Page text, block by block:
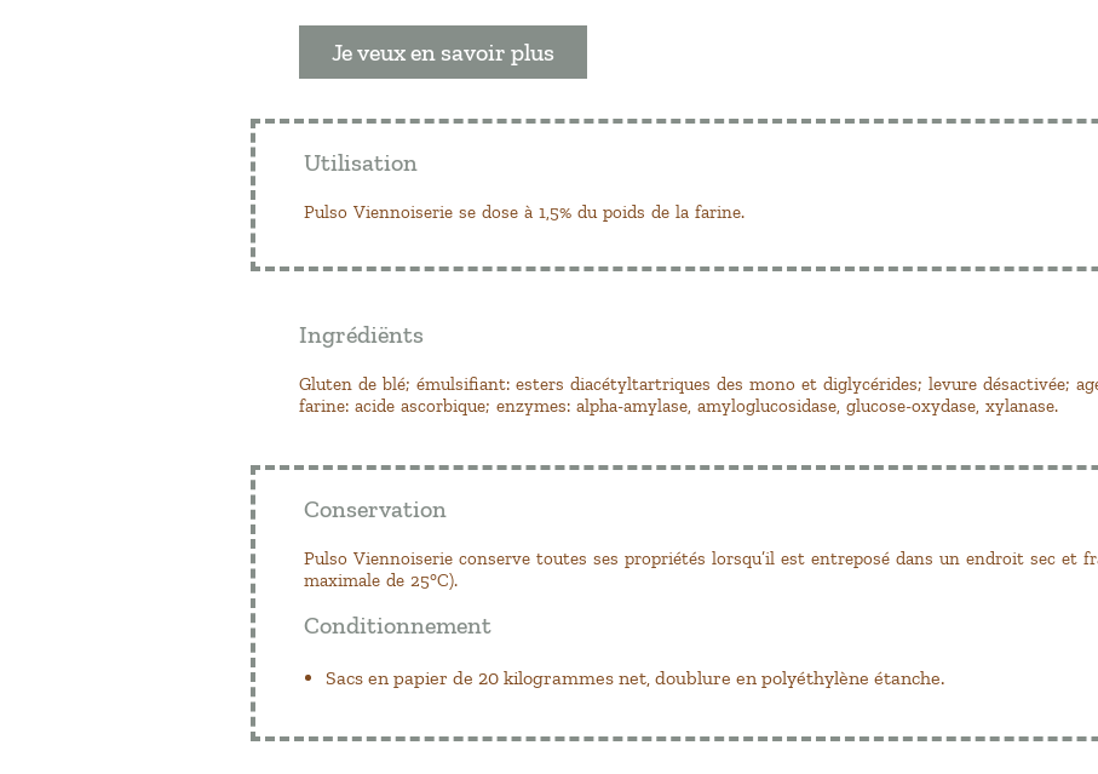
Je veux en savoir plus
Utilisation
Pulso Viennoiserie se dose à 1,5% du poids de la farine.
Ingrédiënts
Gluten de blé; émulsifiant: esters diacétyltartriques des mono et diglycérides; levure désactivée;
farine: acide ascorbique; enzymes: alpha-amylase, amyloglucosidase, glucose-oxydase, xylanase.
Conservation
Pulso Viennoiserie conserve toutes ses propriétés lorsqu’il est entreposé dans un endroit sec et
maximale de 25°C).
Conditionnement
Sacs en papier de 20 kilogrammes net, doublure en polyéthylène étanche.